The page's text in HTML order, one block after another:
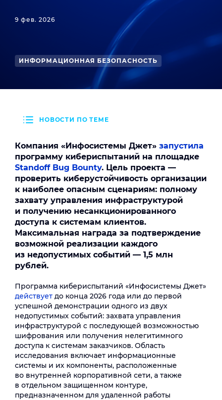
9 фев. 2026
ИНФОРМАЦИОННАЯ БЕЗОПАСНОСТЬ
НОВОСТИ ПО ТЕМЕ
Компания «Инфосистемы Джет» запустила
программу кибериспытаний на площадке
Standoff Bug Bounty. Цель проекта —
проверить киберустойчивость организации
к наиболее опасным сценариям: полному
захвату управления инфраструктурой
и получению несанкционированного
доступа к системам клиентов.
Максимальная награда за подтверждение
возможной реализации каждого
из недопустимых событий — 1,5 млн
рублей.
Программа кибериспытаний «Инфосистемы Джет»
действует до конца 2026 года или до первой
успешной демонстрации одного из двух
недопустимых событий: захвата управления
инфраструктурой с последующей возможностью
шифрования или получения нелегитимного
доступа к системам заказчиков. Область
исследования включает информационные
системы и их компоненты, расположенные
во внутренней корпоративной сети, а также
в отдельном защищенном контуре,
предназначенном для удаленной работы